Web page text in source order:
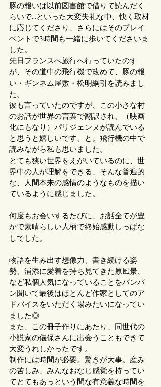
豚の報いは以前図書館で借りて読んだく
らいで...といった大変失礼な中、快く取材
に応じてくださり、さらにはそのプレイ
ベントで3時間も一緒に歩いてくださいま
した。
先日フランスへ旅行へ行っていたのす
が、その道中の飛行機で改めて、豚の報
い・ギンネム屋敷・松明綱引を読みまし
た。
彼も言っていたのですが、この小さな村
のお話が世界の言葉で翻訳され、（映画
化にもなり）パリジェンヌが読んでいる
と思うと嬉しいです、と。飛行機の中で
読みながら私も思いました。
とても狭い世界をえがいているのに、世
界中の人が理解をできる、そんな普遍的
な、人間本来の感情のようなものを描い
ているように感じました。
何度もお会いするたびに、お話全てが豊
かで素晴らしい人柄で終始感動しっぱな
しでした。
物語を生み出す想像力、書き続ける姿
勢、浦添に愛着を持ち見てきた原風景、
など私個人気になっていることをバンバ
ン聞いて最後はほとんど作家としてのア
ドバイスをいただく場みたいになってい
ました◎
また、この冊子作りにあたり、同世代の
小説家の儀保さんに出会うこともできて
大変うれしかったです。
制作には時間が必要。驚きが大事。産み
の苦しみ、みんなおなじ感覚を持ってい
てとてもあっという間な有意義な時間を